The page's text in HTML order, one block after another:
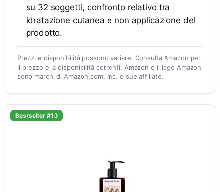
su 32 soggetti, confronto relativo tra
idratazione cutanea e non applicazione del
prodotto.
Prezzi e disponibilità possono variare. Consulta Amazon per
il prezzo e la disponibilità correnti. Amazon e il logo Amazon
sono marchi di Amazon.com, Inc. o sue affiliate.
Bestseller #10